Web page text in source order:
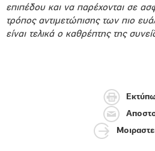
επιπέδου και να παρέχονται σε
τρόπος αντιμετώπισης των πιο
είναι τελικά ο καθρέπτης της